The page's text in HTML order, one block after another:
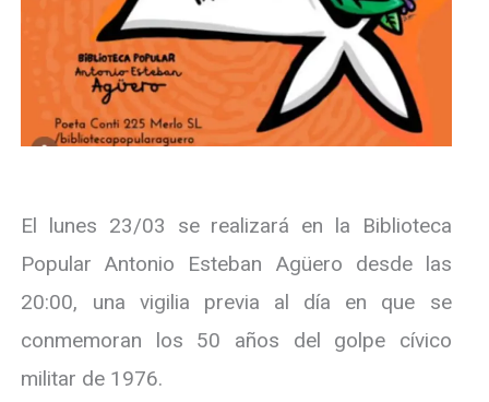
El lunes 23/03 se realizará en la Biblioteca
Popular Antonio Esteban Agüero desde las
20:00, una vigilia previa al día en que se
conmemoran los 50 años del golpe cívico
militar de 1976.